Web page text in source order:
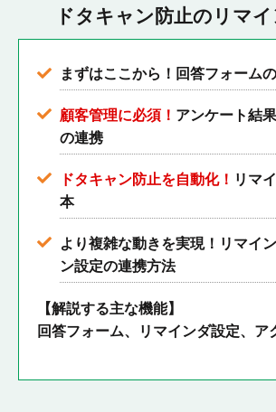
ドタキャン防止のリマ
まずはここから！回答フォーム
顧客管理に必須！ アンケート結
の連携
ドタキャン防止を自動化！ リマ
本
より複雑な動きを実現！リマイ
ン設定の連携方法
【解説する主な機能】
回答フォーム、リマインダ設定、ア